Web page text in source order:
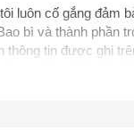
luôn cố gắng đảm
bì và thành
thông tin được ghi
vui lòng liên hệ